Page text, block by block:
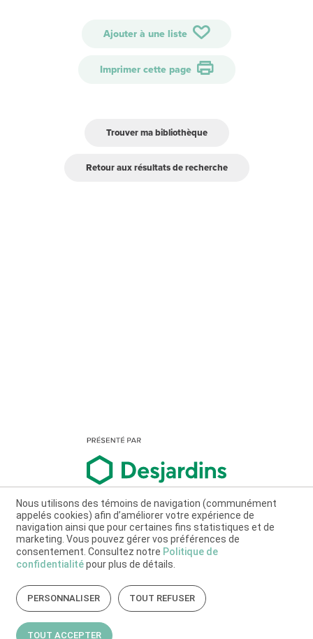
Ajouter à une liste
Imprimer cette page
Trouver ma bibliothèque
Retour aux résultats de recherche
Nous utilisons des témoins de navigation (communément
appelés cookies) afin d’améliorer votre expérience de
navigation ainsi que pour certaines fins statistiques et de
marketing. Vous pouvez gérer vos préférences de
consentement. Consultez notre Politique de
confidentialitépour plus de détails.
PERSONNALISER TOUT REFUSER
TOUT ACCEPTER